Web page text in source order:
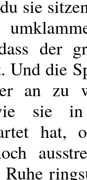
sie
der
die
an zu
sie in
hat,